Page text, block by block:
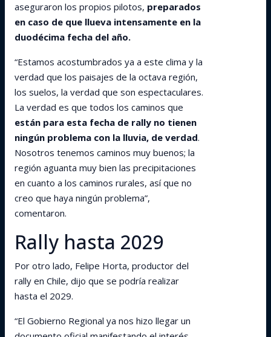
aseguraron los propios pilotos, preparados
en caso de que llueva intensamente en la
duodécima fecha del año.
“Estamos acostumbrados ya a este clima y la
verdad que los paisajes de la octava región,
los suelos, la verdad que son espectaculares.
La verdad es que todos los caminos que
están para esta fecha de rally no tienen
ningún problema con la lluvia, de verdad.
Nosotros tenemos caminos muy buenos; la
región aguanta muy bien las precipitaciones
en cuanto a los caminos rurales, así que no
creo que haya ningún problema”,
comentaron.
Rally hasta 2029
Por otro lado, Felipe Horta, productor del
rally en Chile, dijo que se podría realizar
hasta el 2029.
“El Gobierno Regional ya nos hizo llegar un